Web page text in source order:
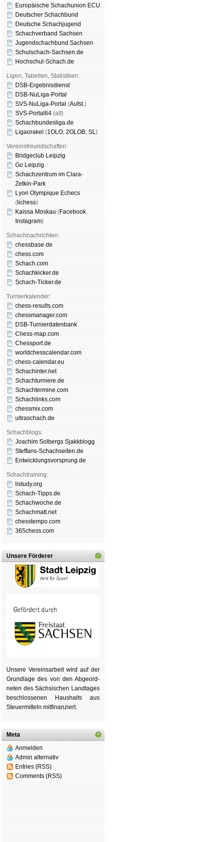
Europäische Schachunion ECU
Deutscher Schachbund
Deutsche Schachjugend
Schachverband Sachsen
Jugendschachbund Sachsen
Schulschach-Sachsen.de
Hochschul-Schach.de
Ligen, Tabellen, Statistiken:
DSB-Ergebnisdienst
DSB-NuLiga-Portal
SVS-NuLiga-Portal (Aufst.)
SVS-Portal64 (alt)
Schachbundesliga.de
Ligaorakel (1OLO, 2OLOB, SL)
Vereinsfreundschaften:
Bridgeclub Leipzig
Go Leipzig
Schachzentrum im Clara-
Zetkin-Park
Lyon Olympique Echecs
( lichess)
Kaissa Moskau (Face­book,
Insta­gram)
Schachnachrichten:
chessbase.de
chess.com
Schach.com
Schachkicker.de
Schach-Ticker.de
Turnierkalender:
chess-results.com
chessmanager.com
DSB-Turnierdatenbank
Chess-map.com
Chessport.de
worldchesscalendar.com
chess-calendar.eu
Schachinter.net
Schachturniere.de
Schachtermine.com
Schachlinks.com
chessmix.com
ultraschach.de
Schachblogs:
Joachim Solbergs Sjakkblogg
Steffans-Schachseiten.de
Entwicklungsvorsprung.de
Schachtraining:
listudy.org
Schach-Tipps.de
Schachwoche.de
Schachmatt.net
chesstempo.com
365chess.com
Unsere Förderer
Unsere Ver­eins­ar­beit wird auf der
Grund­lage des von den Ab­ge­ord­
ne­ten des Säch­si­schen Land­tages
be­schlos­se­nen Haus­halts aus
Steu­er­mitteln mit­fi­nan­ziert.
Meta
Anmelden
Admin alternativ
Entries (RSS)
Comments (RSS)